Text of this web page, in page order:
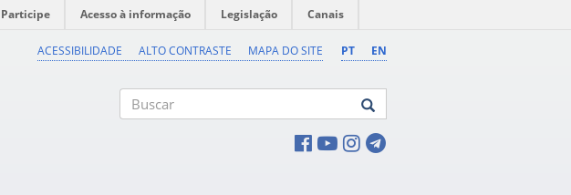
Participe Acesso à informação Legislação Canais
PT EN
ACESSIBILIDADE ALTO CONTRASTE MAPA DO SITE